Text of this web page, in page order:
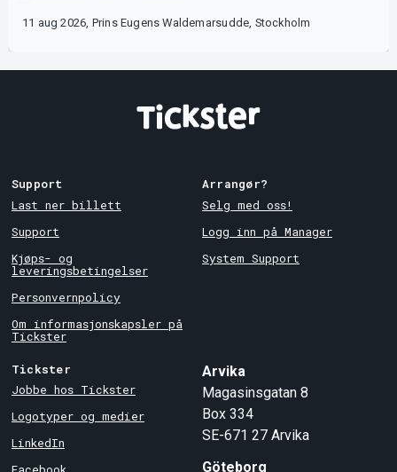
11 aug 2026, Prins Eugens Waldemarsudde, Stockholm
Support
Last ner billett
Support
Kjøps- og
leveringsbetingelser
Personvernpolicy
Om informasjonskapsler på
Tickster
Arrangør?
Selg med oss!
Logg inn på Manager
System Support
Tickster
Jobbe hos Tickster
Logotyper og medier
LinkedIn
Arvika
Magasinsgatan 8
Box 334
SE-671 27 Arvika
Göteborg